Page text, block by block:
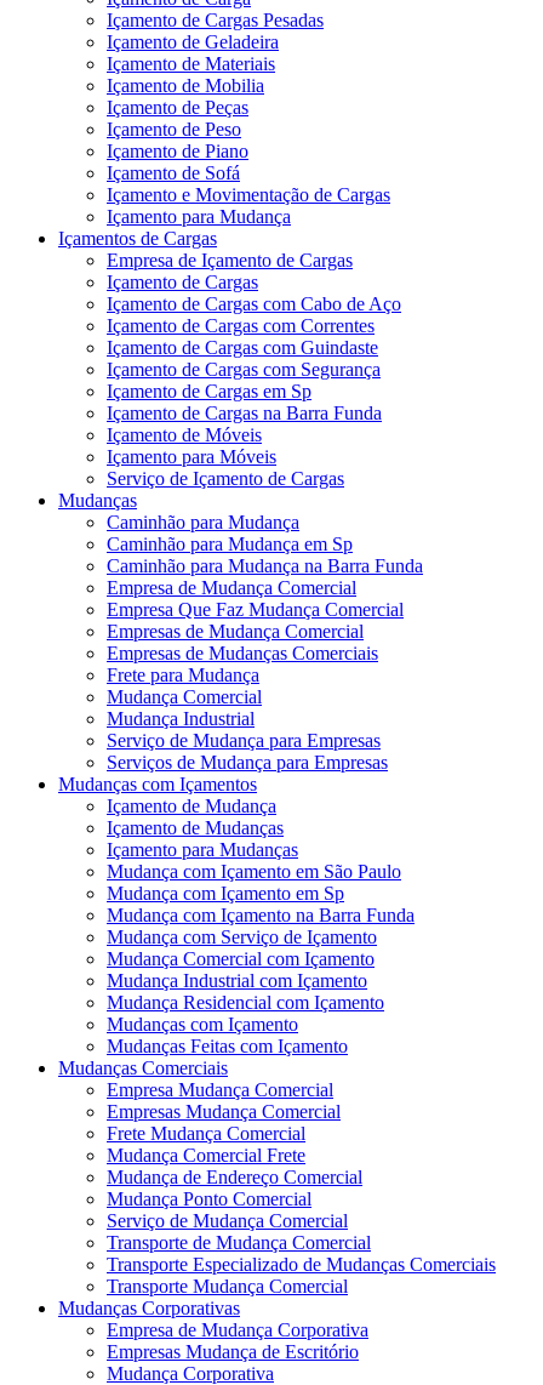
Içamento de Cargas Pesadas
Içamento de Geladeira
Içamento de Materiais
Içamento de Mobilia
Içamento de Peças
Içamento de Peso
Içamento de Piano
Içamento de Sofá
Içamento e Movimentação de Cargas
Içamento para Mudança
Içamentos de Cargas
Empresa de Içamento de Cargas
Içamento de Cargas
Içamento de Cargas com Cabo de Aço
Içamento de Cargas com Correntes
Içamento de Cargas com Guindaste
Içamento de Cargas com Segurança
Içamento de Cargas em Sp
Içamento de Cargas na Barra Funda
Içamento de Móveis
Içamento para Móveis
Serviço de Içamento de Cargas
Mudanças
Caminhão para Mudança
Caminhão para Mudança em Sp
Caminhão para Mudança na Barra Funda
Empresa de Mudança Comercial
Empresa Que Faz Mudança Comercial
Empresas de Mudança Comercial
Empresas de Mudanças Comerciais
Frete para Mudança
Mudança Comercial
Mudança Industrial
Serviço de Mudança para Empresas
Serviços de Mudança para Empresas
Mudanças com Içamentos
Içamento de Mudança
Içamento de Mudanças
Içamento para Mudanças
Mudança com Içamento em São Paulo
Mudança com Içamento em Sp
Mudança com Içamento na Barra Funda
Mudança com Serviço de Içamento
Mudança Comercial com Içamento
Mudança Industrial com Içamento
Mudança Residencial com Içamento
Mudanças com Içamento
Mudanças Feitas com Içamento
Mudanças Comerciais
Empresa Mudança Comercial
Empresas Mudança Comercial
Frete Mudança Comercial
Mudança Comercial Frete
Mudança de Endereço Comercial
Mudança Ponto Comercial
Serviço de Mudança Comercial
Transporte de Mudança Comercial
Transporte Especializado de Mudanças Comerciais
Transporte Mudança Comercial
Mudanças Corporativas
Empresa de Mudança Corporativa
Empresas Mudança de Escritório
Mudança Corporativa